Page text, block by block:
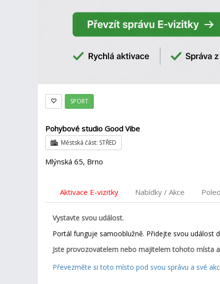
SPORT
Pohybové studio Good Vibe
Městská část: STŘED
Mlýnská 65, Brno
Aktivace E-vizitky Nabídky / Akce
Vystavte svou událost.
Portál funguje samooblužně. Přidejte svou událost
Jste provozovatelem nebo majitelem tohoto místa
Převezměte si toto místo pod svou správu a své